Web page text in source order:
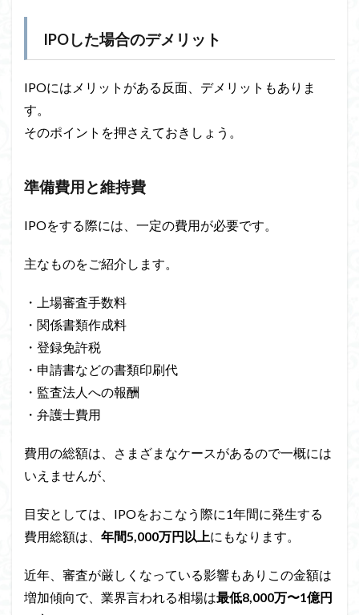
IPOした場合のデメリット
IPOにはメリットがある反面、デメリットもありま
す。
そのポイントを押さえておきしょう。
準備費用と維持費
IPOをする際には、一定の費用が必要です。
主なものをご紹介します。
・上場審査手数料
・関係書類作成料
・登録免許税
・申請書などの書類印刷代
・監査法人への報酬
・弁護士費用
費用の総額は、さまざまなケースがあるので一概には
いえませんが、
目安としては、IPOをおこなう際に1年間に発生する
費用総額は、 年間5,000万円以上にもなります。
近年、審査が厳しくなっている影響もありこの金額は
増加傾向で、 業界言われる相場は最低8,000万〜1億円